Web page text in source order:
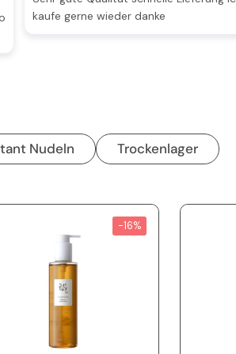
kaufe gerne wieder danke
Nudeln Trockenlager
-16%